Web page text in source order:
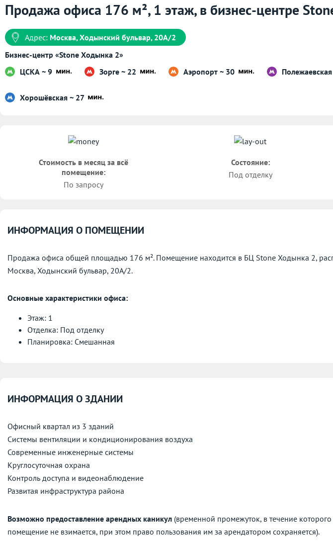
Продажа офиса 176 м², 1 этаж, в бизнес-центре
Адрес: Москва, Ходынский бульвар, 20А/2
Бизнес-центр «Stone Ходынка 2»
ЦСКА ~ 9
Зорге ~ 22 Аэропорт ~ 30
Хорошёвская ~ 27
Стоимость в месяц за всё
помещение:
По запросу
Состояние:
Под отделку
ИНФОРМАЦИЯ О ПОМЕЩЕНИИ
Продажа офиса общей площадью 176 м². Помещение находится в БЦ Stone Ходынка 2,
Москва, Ходынский бульвар, 20А/2.
Основные характеристики офиса:
Этаж: 1
Отделка: Под отделку
Планировка: Смешанная
ИНФОРМАЦИЯ О ЗДАНИИ
Офисный квартал из 3 зданий
Системы вентиляции и кондиционирования воздуха
Современные инженерные системы
Круглосуточная охрана
Контроль доступа и видеонаблюдение
Развитая инфраструктура района
Возможно предоставление арендных каникул (временной промежуток, в течение
помещение не взимается, при этом право пользования им за арендатором сохраняется).